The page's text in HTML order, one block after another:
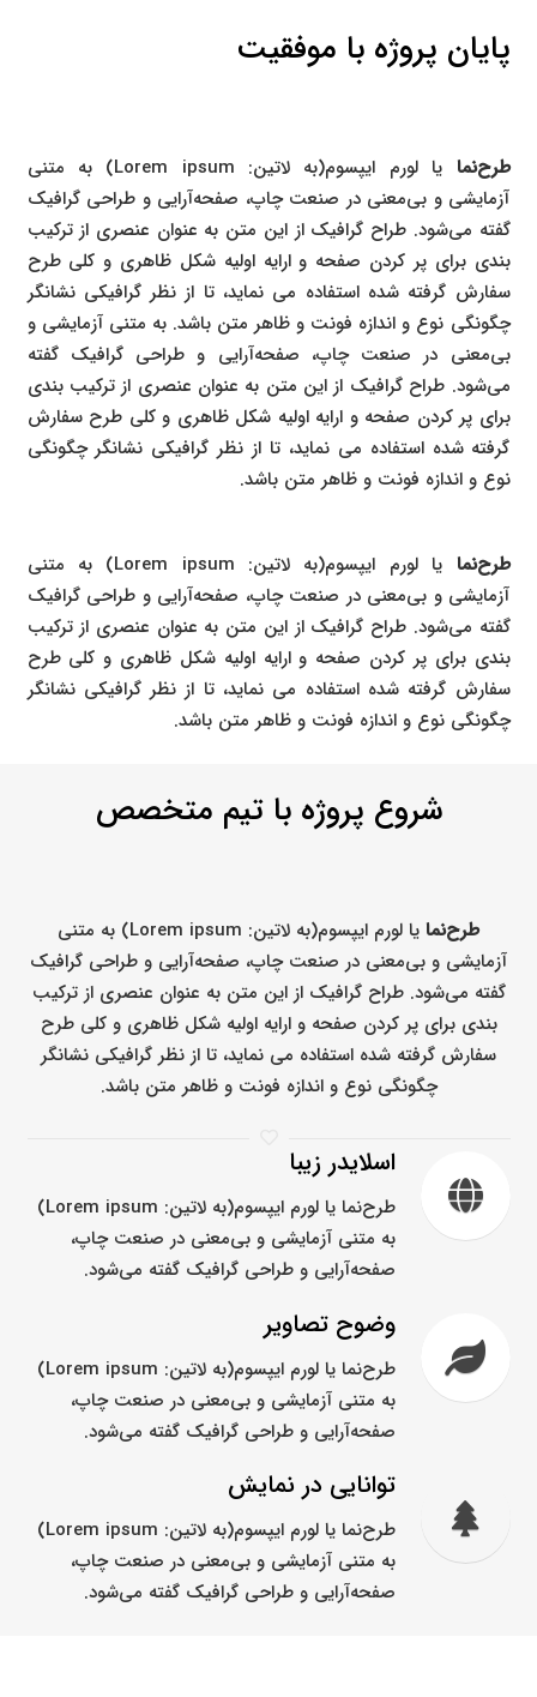
پایان پروژه با موفقیت
طرح‌نما
یا لورم ایپسوم(به لاتین: Lorem ipsum) به متنی
آزمایشی و بی‌معنی در صنعت چاپ، صفحه‌آرایی و طراحی گرافیک
گفته می‌شود. طراح گرافیک از این متن به عنوان عنصری از ترکیب
بندی برای پر کردن صفحه و ارایه اولیه شکل ظاهری و کلی طرح
سفارش گرفته شده استفاده می نماید، تا از نظر گرافیکی نشانگر
چگونگی نوع و اندازه فونت و ظاهر متن باشد. به متنی آزمایشی و
بی‌معنی در صنعت چاپ، صفحه‌آرایی و طراحی گرافیک گفته
می‌شود. طراح گرافیک از این متن به عنوان عنصری از ترکیب بندی
برای پر کردن صفحه و ارایه اولیه شکل ظاهری و کلی طرح سفارش
گرفته شده استفاده می نماید، تا از نظر گرافیکی نشانگر چگونگی
نوع و اندازه فونت و ظاهر متن باشد.
طرح‌نما
یا لورم ایپسوم(به لاتین: Lorem ipsum) به متنی
آزمایشی و بی‌معنی در صنعت چاپ، صفحه‌آرایی و طراحی گرافیک
گفته می‌شود. طراح گرافیک از این متن به عنوان عنصری از ترکیب
بندی برای پر کردن صفحه و ارایه اولیه شکل ظاهری و کلی طرح
سفارش گرفته شده استفاده می نماید، تا از نظر گرافیکی نشانگر
چگونگی نوع و اندازه فونت و ظاهر متن باشد.
شروع پروژه با تیم متخصص
طرح‌نما
یا لورم ایپسوم(به لاتین: Lorem ipsum) به متنی
آزمایشی و بی‌معنی در صنعت چاپ، صفحه‌آرایی و طراحی گرافیک
گفته می‌شود. طراح گرافیک از این متن به عنوان عنصری از ترکیب
بندی برای پر کردن صفحه و ارایه اولیه شکل ظاهری و کلی طرح
سفارش گرفته شده استفاده می نماید، تا از نظر گرافیکی نشانگر
چگونگی نوع و اندازه فونت و ظاهر متن باشد.
اسلایدر زیبا
طرح‌نما یا لورم ایپسوم(به لاتین: Lorem ipsum)
به متنی آزمایشی و بی‌معنی در صنعت چاپ،
صفحه‌آرایی و طراحی گرافیک گفته می‌شود.
وضوح تصاویر
طرح‌نما یا لورم ایپسوم(به لاتین: Lorem ipsum)
به متنی آزمایشی و بی‌معنی در صنعت چاپ،
صفحه‌آرایی و طراحی گرافیک گفته می‌شود.
توانایی در نمایش
طرح‌نما یا لورم ایپسوم(به لاتین: Lorem ipsum)
به متنی آزمایشی و بی‌معنی در صنعت چاپ،
صفحه‌آرایی و طراحی گرافیک گفته می‌شود.